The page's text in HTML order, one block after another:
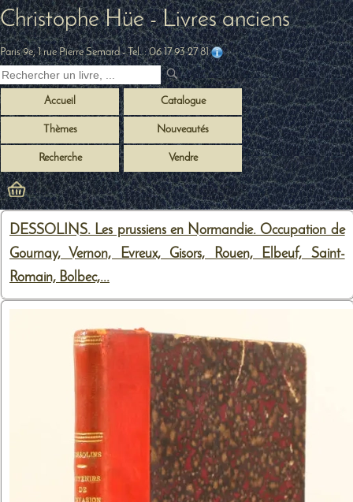
Christophe Hüe - Livres anciens
Paris 9e, 1 rue Pierre Semard- Tel. :06 17 93 27 81
Accueil Catalogue
Thèmes Nouveautés
Recherche Vendre
DESSOLINS. Les prussiens en Normandie. Occupation de
Gournay, Vernon, Evreux, Gisors, Rouen, Elbeuf, Saint-
Romain, Bolbec,...